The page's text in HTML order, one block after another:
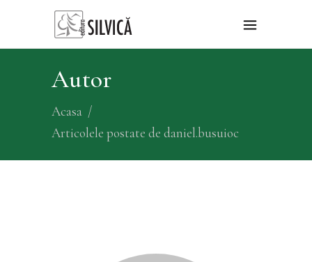
Autor
Acasa /
Articolele postate de daniel.busuioc